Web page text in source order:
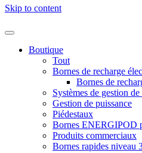
Skip to content
Boutique
Tout
Bornes de recharge
Bornes de
Systèmes de gestion
Gestion de puissance
Piédestaux
Bornes ENERGIPOD
Produits commerciaux
Bornes rapides niveau